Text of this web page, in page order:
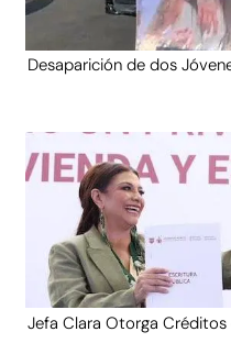
Desaparición de dos
Jefa Clara Otorga Créditos